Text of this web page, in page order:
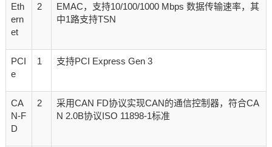
Eth
ern
et
2
EMAC，支持10/100/1000 Mbps 数据传输速率，其
中1路支持TSN
PCI
e
1 支持PCI Express Gen 3
CA
N-F
D
2
采用CAN FD协议实现CAN的通信控制器，符合CA
N 2.0B协议ISO 11898-1标准